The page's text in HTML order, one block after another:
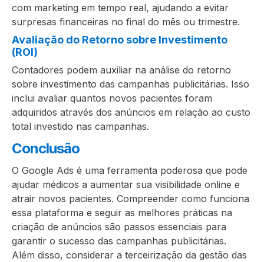
com marketing em tempo real, ajudando a evitar
surpresas financeiras no final do mês ou trimestre.
Avaliação do Retorno sobre Investimento
(ROI)
Contadores podem auxiliar na análise do retorno
sobre investimento das campanhas publicitárias. Isso
inclui avaliar quantos novos pacientes foram
adquiridos através dos anúncios em relação ao custo
total investido nas campanhas.
Conclusão
O Google Ads é uma ferramenta poderosa que pode
ajudar médicos a aumentar sua visibilidade online e
atrair novos pacientes. Compreender como funciona
essa plataforma e seguir as melhores práticas na
criação de anúncios são passos essenciais para
garantir o sucesso das campanhas publicitárias.
Além disso, considerar a terceirização da gestão das